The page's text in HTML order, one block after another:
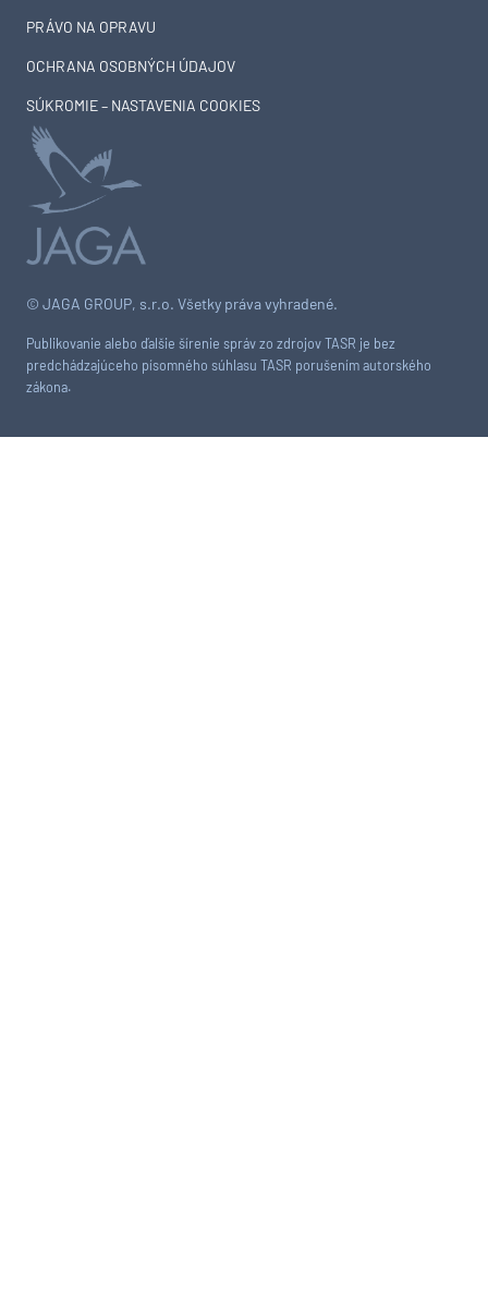
© JAGA GROUP, s.r.o. Všetky práva vyhradené.
Publikovanie alebo ďalšie šírenie správ zo zdrojov TASR je bez
predchádzajúceho písomného súhlasu TASR porušením autorského
zákona.
PRÁVO NA OPRAVU
OCHRANA OSOBNÝCH ÚDAJOV
SÚKROMIE – NASTAVENIA COOKIES